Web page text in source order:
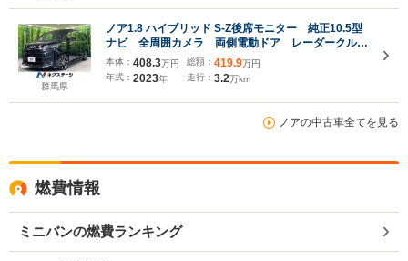
群馬県
ノア1.8 ハイブリッド S-Z後席モニター 純正10.5型
ナビ 全周囲カメラ 両側電動ドア レーダークルー
ズコントロール シートヒーター ステアリングヒー
ター ダブルエアコン 電動リアゲート ETC2.0
衝突被害軽減装置 禁煙車
本体： 408.3万円
年式： 2023年
総額： 419.9万円
走行： 3.2万km
ノアの中古車全てを見る
燃費情報
ミニバンの燃費ランキング